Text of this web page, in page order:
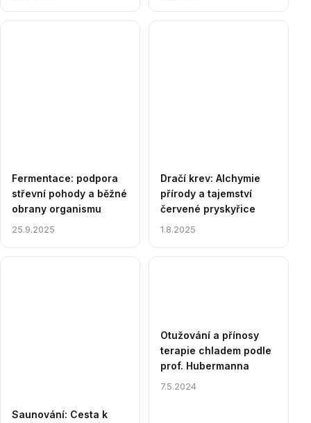
Fermentace: podpora
střevní pohody a běžné
obrany organismu
25.9.2025
Dračí krev: Alchymie
přírody a tajemství
červené pryskyřice
1.8.2025
Saunování: Cesta k
Otužování a přínosy
terapie chladem podle
prof. Hubermanna
7.5.2024